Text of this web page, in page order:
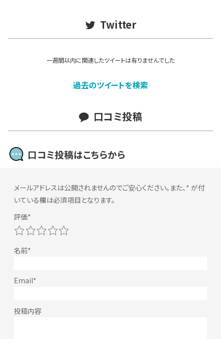
Twitter
一週間以内に関連したツイートは有りませんでした
過去のツイートを検索
口コミ投稿
口コミ投稿はこちらから
メールアドレスは公開されませんのでご安心ください。また、 * が付
いている欄は必須項目となります。
5
4
3
2